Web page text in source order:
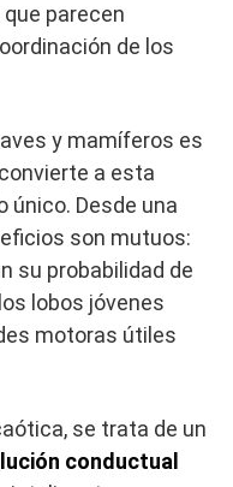
que parecen
de los
y mamíferos es
a esta
único. Desde una
son mutuos:
su probabilidad de
lobos jóvenes
motoras útiles
se trata de un
conductual